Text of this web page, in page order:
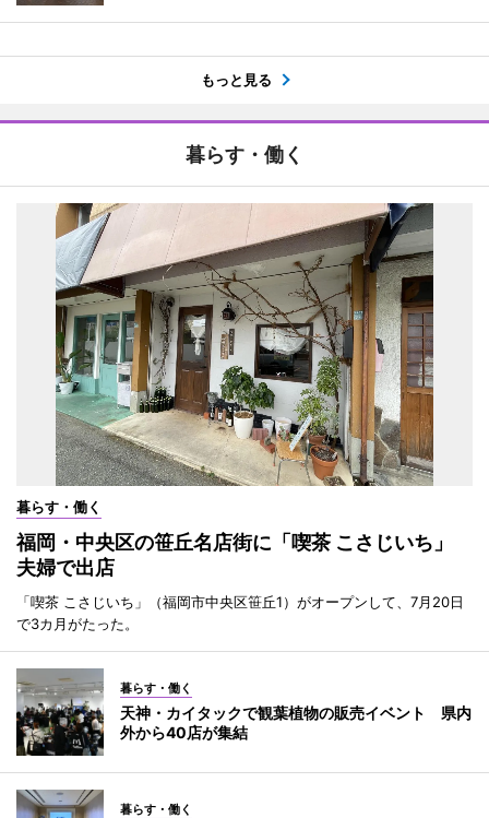
もっと見る
暮らす・働く
暮らす・働く
福岡・中央区の笹丘名店街に「喫茶 こさじいち」
夫婦で出店
「喫茶 こさじいち」（福岡市中央区笹丘1）がオープンして、7月20日
で3カ月がたった。
暮らす・働く
天神・カイタックで観葉植物の販売イベント 県内
外から40店が集結
暮らす・働く